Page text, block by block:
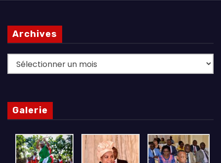
Archives
Archives
Galerie